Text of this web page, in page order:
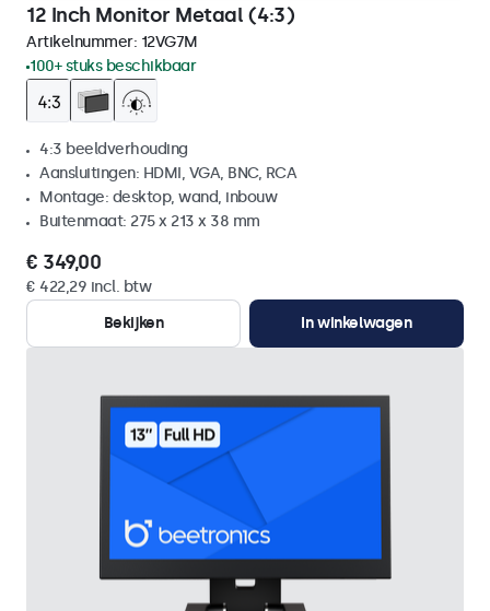
12 Inch Monitor Metaal (4:3)
Artikelnummer: 12VG7M
100+ stuks beschikbaar
4:3 beeldverhouding
Aansluitingen: HDMI, VGA, BNC, RCA
Montage: desktop, wand, inbouw
Buitenmaat: 275 x 213 x 38 mm
€ 349,00
€ 422,29 incl. btw
Bekijken
In winkelwagen